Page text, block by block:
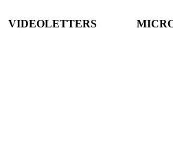
VIDEOLETTERS